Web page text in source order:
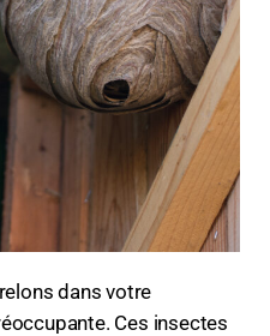
dans votre
Ces insectes